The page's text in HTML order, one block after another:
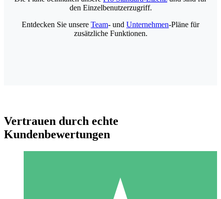
den Einzelbenutzerzugriff.
Entdecken Sie unsere Team- und Unternehmen-Pläne für
zusätzliche Funktionen.
Vertrauen durch echte
Kundenbewertungen